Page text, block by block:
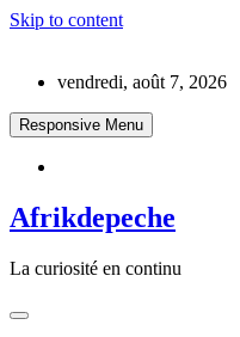
Skip to content
vendredi, août 7, 2026
Responsive Menu
Afrikdepeche
La curiosité en continu